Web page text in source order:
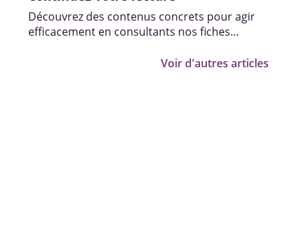
Découvrez des contenus concrets pour agir
efficacement en consultants nos fiches
Voir d'autres articles